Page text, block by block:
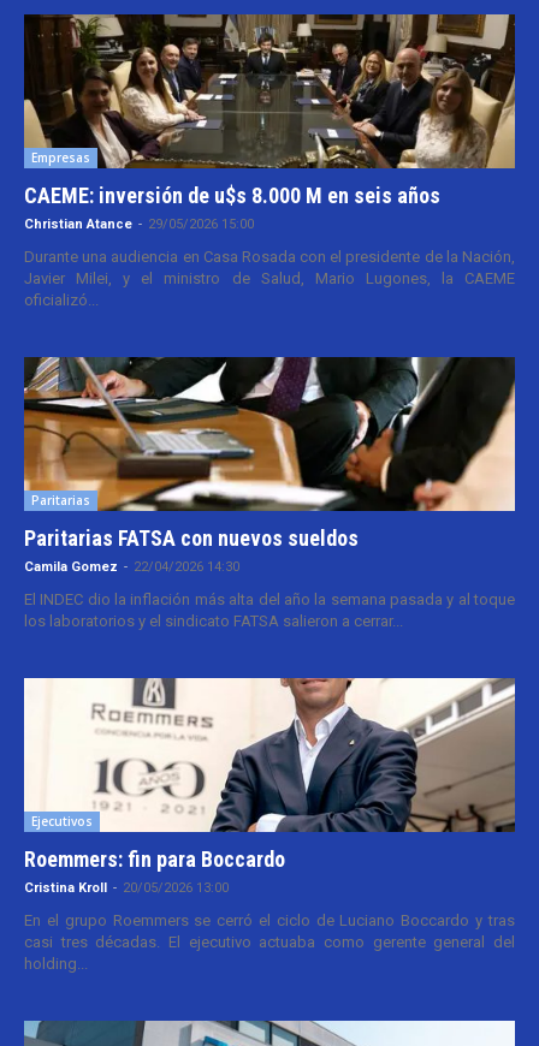
Empresas
CAEME: inversión de u$s 8.000 M en seis años
Christian Atance - 29/05/2026 15:00
Durante una audiencia en Casa Rosada con el presidente de la Nación,
Javier Milei, y el ministro de Salud, Mario Lugones, la CAEME
oficializó...
Paritarias
Paritarias FATSA con nuevos sueldos
Camila Gomez - 22/04/2026 14:30
El INDEC dio la inflación más alta del año la semana pasada y al toque
los laboratorios y el sindicato FATSA salieron a cerrar...
Ejecutivos
Roemmers: fin para Boccardo
Cristina Kroll - 20/05/2026 13:00
En el grupo Roemmers se cerró el ciclo de Luciano Boccardo y tras
casi tres décadas. El ejecutivo actuaba como gerente general del
holding...